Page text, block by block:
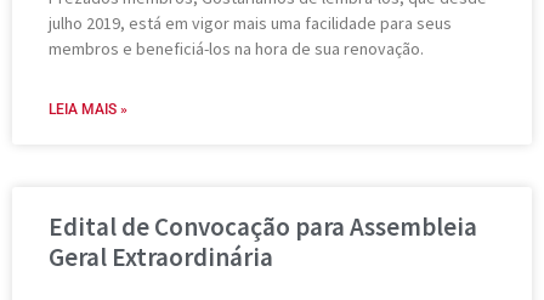
julho 2019, está em vigor mais uma facilidade para seus
membros e beneficiá-los na hora de sua renovação.
LEIA MAIS »
Edital de Convocação para Assembleia
Geral Extraordinária